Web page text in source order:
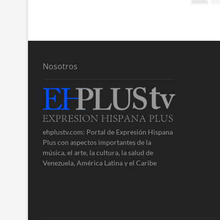
Nosotros
ehplustv.com: Portal de Expresión Hispana
Plus con aspectos importantes de la
música, el arte, la cultura, la salud de
Venezuela, América Latina y el Caribe